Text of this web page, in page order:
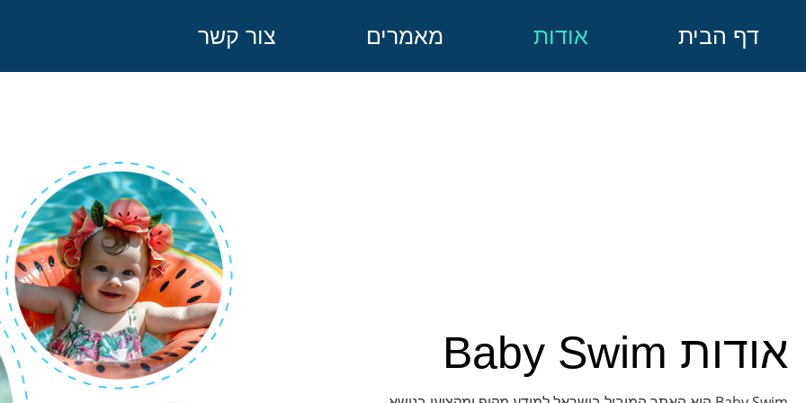
דף הבית אודות מאמרים צור קשר
אודות Baby Swim